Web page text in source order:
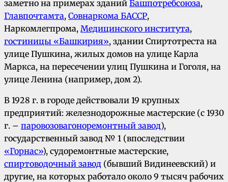
заметно на примерах зданий Башпотребсоюза,
Главпочтамта, Совнаркома БАССР,
Наркомлегпрома, Медицинского института,
гостиницы «Башкирия», здании Спиртотреста на
улице Пушкина, жилых домов на улице Карла
Маркса, на пересечении улиц Пушкина и Гоголя, на
улице Ленина (например, дом 2).
В 1928 г. в городе действовали 19 крупных
предприятий: железнодорожные мастерские (с 1930
г. – паровозовагоноремонтный завод),
государственный завод № 1 (впоследствии
«Горнас»), судоремонтные мастерские,
спиртоводочный завод (бывший Видинеевский) и
другие, на которых работало около 9 тысяч рабочих